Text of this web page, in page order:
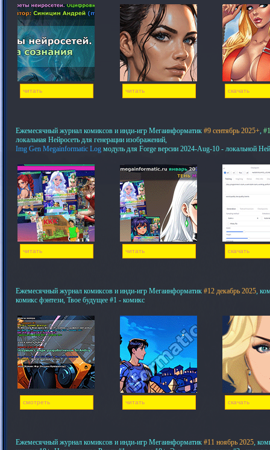
читать читать скачать
Ежемесячный журнал комиксов и инди-игр Мегаинформатик #9 сентябрь 2025+,
локальная Нейросеть для генерации изображений,
Img Gen Megainformatic Log модуль для Forge версии 2024-Aug-10 - локальной
читать читать скачать
Ежемесячный журнал комиксов и инди-игр Мегаинформатик #12 декабрь 2025,
комикс фэнтези, Твое будущее #1 - комикс
смотреть читать скачать
Ежемесячный журнал комиксов и инди-игр Мегаинформатик #11 ноябрь 2025,